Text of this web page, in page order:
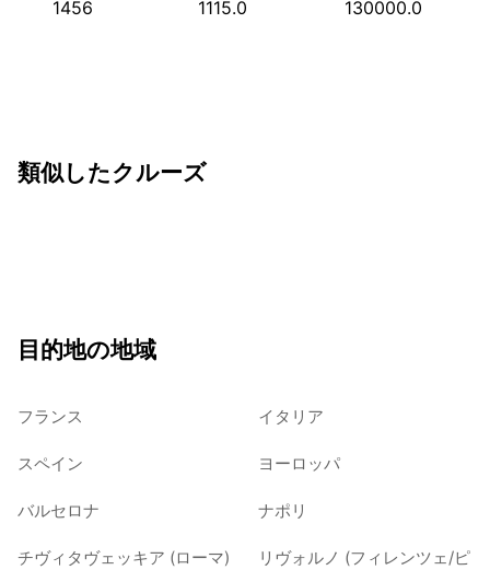
1456 1115.0 130000.0
類似したクルーズ
目的地の地域
フランス イタリア
スペイン ヨーロッパ
バルセロナ ナポリ
チヴィタヴェッキア (ローマ)
リヴォルノ (フィレンツェ/ピ